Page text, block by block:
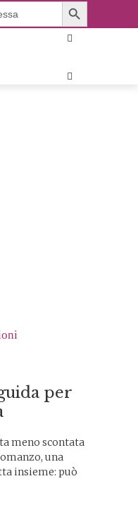
per
meno scontata
una
insieme: può